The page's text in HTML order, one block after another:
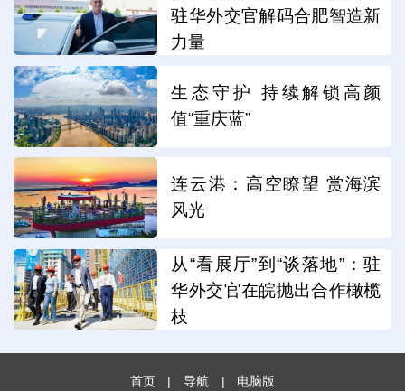
驻华外交官解码合肥智造新
力量
生态守护 持续解锁高颜
值“重庆蓝”
连云港：高空瞭望 赏海滨
风光
从“看展厅”到“谈落地”：驻
华外交官在皖抛出合作橄榄
枝
首页 | 导航 | 电脑版